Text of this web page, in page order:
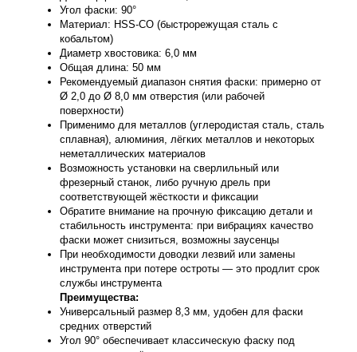
Угол фаски: 90°
Материал: HSS-CO (быстрорежущая сталь с
кобальтом)
Диаметр хвостовика: 6,0 мм
Общая длина: 50 мм
Рекомендуемый диапазон снятия фаски: примерно от
Ø 2,0 до Ø 8,0 мм отверстия (или рабочей
поверхности)
Применимо для металлов (углеродистая сталь, сталь
сплавная), алюминия, лёгких металлов и некоторых
неметаллических материалов
Возможность установки на сверлильный или
фрезерный станок, либо ручную дрель при
соответствующей жёсткости и фиксации
Обратите внимание на прочную фиксацию детали и
стабильность инструмента: при вибрациях качество
фаски может снизиться, возможны заусенцы
При необходимости доводки лезвий или замены
инструмента при потере остроты — это продлит срок
службы инструмента
Преимущества:
Универсальный размер 8,3 мм, удобен для фаски
средних отверстий
Угол 90° обеспечивает классическую фаску под